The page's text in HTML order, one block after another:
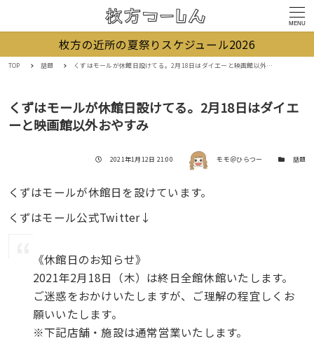
MENU
枚方の近所の夏祭りスケジュール2026
TOP 話題 くずはモールが休館日設けてる。2月18日はダイエーと映画館以外おやすみ
くずはモールが休館日設けてる。2月18日はダイエ
ーと映画館以外おやすみ
投稿日
2021年1月12日 21:00 著者 モモ＠ひらつー カテゴリー
話題
くずはモールが休館日を設けています。
くずはモール公式Twitter↓
《休館日のお知らせ》
2021年2月18日（木）は終日全館休館いたします。
ご迷惑をおかけいたしますが、ご理解の程宜しくお
願いいたします。
※下記店舗・施設は通常営業いたします。